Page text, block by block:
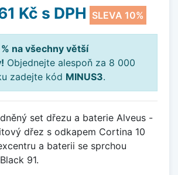
Kč s DPH SLEVA 10%
na všechny větší
Objednejte alespoň za 8 000
zadejte kód MINUS3.
set dřezu a baterie Alveus -
dřez s odkapem Cortina 10
a baterii se sprchou
91.